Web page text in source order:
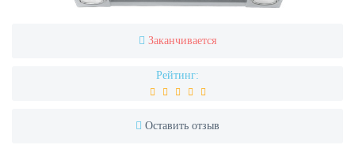
Заканчивается
Рейтинг:
Оставить отзыв